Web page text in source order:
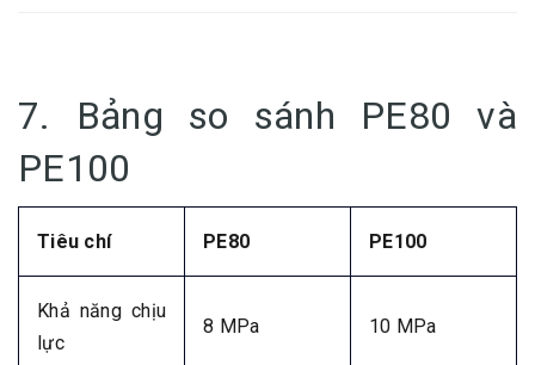
7. Bảng so sánh PE80 và
PE100
Tiêu chí PE80 PE100
Khả năng chịu
lực
8 MPa 10 MPa